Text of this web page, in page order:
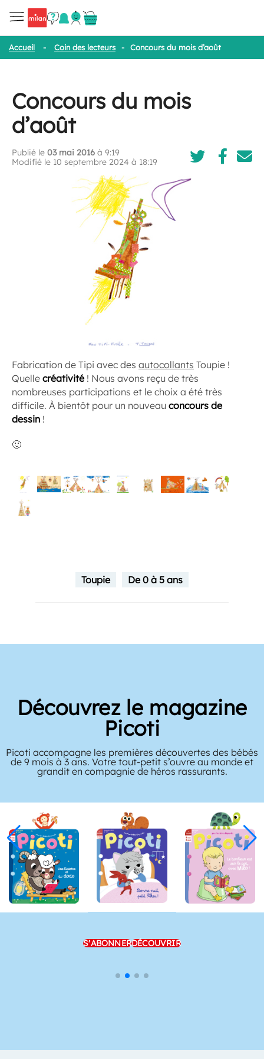
Accueil - Coin des lecteurs - Concours du mois d’août
Concours du mois
d’août
Publié le 03 mai 2016 à 9:19
Modifié le 10 septembre 2024 à 18:19
Fabrication de Tipi avec des autocollants Toupie !
Quelle créativité! Nous avons reçu de très
nombreuses participations et le choix a été très
difficile. À bientôt pour un nouveau concours de
dessin !
🙂
Toupie De 0 à 5 ans
Découvrez le magazine
Picoti
Picoti accompagne les premières découvertes des bébés
de 9 mois à 3 ans. Votre tout-petit s’ouvre au monde et
grandit en compagnie de héros rassurants.
S'ABONNERDÉCOUVRIR